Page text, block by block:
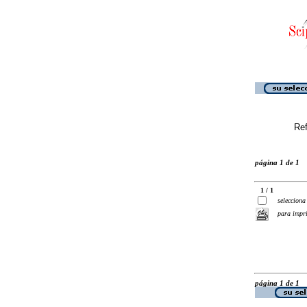
página 1 de 1
1 / 1
selecciona
para
página 1 de 1